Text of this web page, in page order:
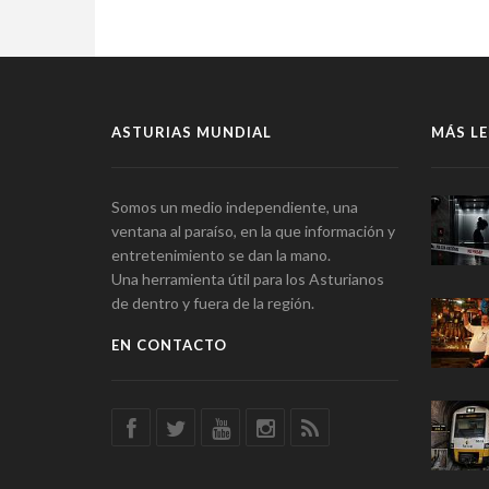
ASTURIAS MUNDIAL
Somos un medio independiente, una
ventana al paraíso, en la que información y
entretenimiento se dan la mano.
Una herramienta útil para los Asturianos
de dentro y fuera de la región.
EN CONTACTO
MÁS